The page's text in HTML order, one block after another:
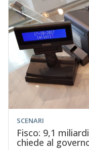
SCENARI
Fisco: 9,1
chiede al